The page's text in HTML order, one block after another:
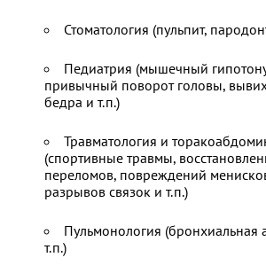
Стоматология (пульпит,
Педиатрия (мышечный
привычный поворот головы,
бедра и т.п.)
Травматология и
(спортивные травмы,
переломов, повреждений
разрывов связок и т.п.)
Пульмонология (бронхиальная
т.п.)